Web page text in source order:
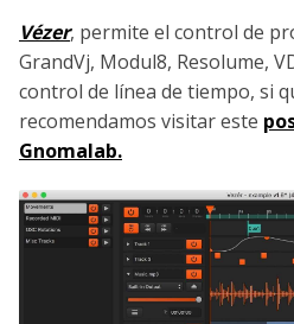
Vézer, permite el control de
GrandVj, Modul8, Resolume,
control de línea de tiempo, si
recomendamos visitar este
Gnomalab.